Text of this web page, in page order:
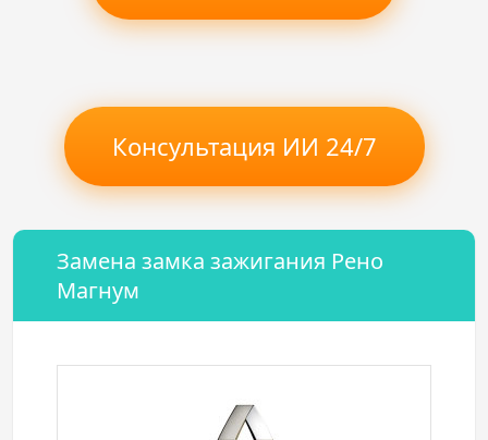
Консультация ИИ 24/7
Замена замка зажигания Рено
Магнум